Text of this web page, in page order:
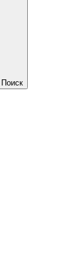
Поиск